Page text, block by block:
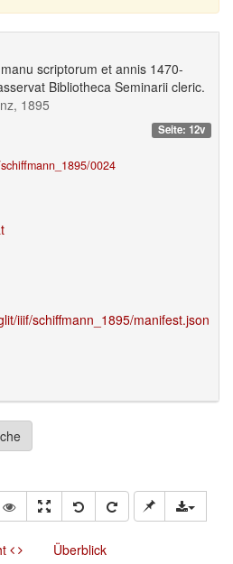
scriptorum et annis 1470-
Bibliotheca Seminarii cleric.
1895
Seite: 12v
0024
iiif/schiffmann_1895/manifest.json
Überblick